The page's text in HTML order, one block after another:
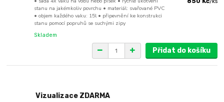
stanu na jakémkoliv povrchu • materiál: svařované PVC
• objem každého vaku: 15l • připevnění ke konstrukci
stanu pomocí popruhů se suchými zipy
Skladem
Přidat do košíku
Vizualizace ZDARMA